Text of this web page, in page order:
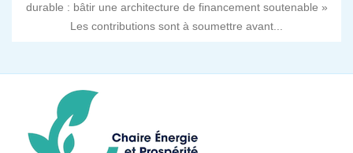
durable : bâtir une architecture de financement soutenable »
Les contributions sont à soumettre avant...